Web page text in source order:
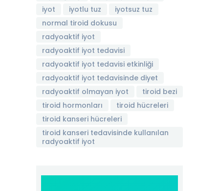
i̇yot
iyotlu tuz
iyotsuz tuz
normal tiroid dokusu
radyoaktif iyot
radyoaktif i̇yot tedavisi
radyoaktif iyot tedavisi etkinliği
radyoaktif iyot tedavisinde diyet
radyoaktif olmayan iyot
tiroid bezi
tiroid hormonları
tiroid hücreleri
tiroid kanseri hücreleri
tiroid kanseri tedavisinde kullanılan
radyoaktif iyot